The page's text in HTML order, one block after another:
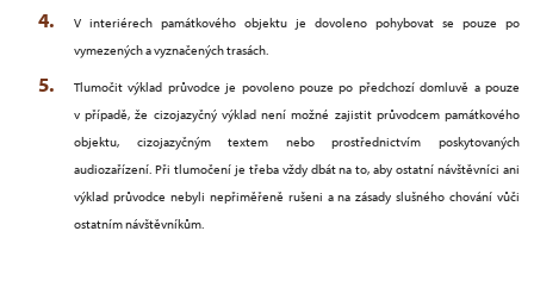
V interiérech památkového objektu je dovoleno pohybovat se pouze po
vymezených a vyznačených trasách.
Tlumočit výklad průvodce je povoleno pouze po předchozí domluvě a pouze
v případě, že cizojazyčný výklad není možné zajistit průvodcem památkového
objektu, cizojazyčným textem nebo prostřednictvím poskytovaných
audiozařízení. Při tlumočení je třeba vždy dbát na to, aby ostatní návštěvníci ani
výklad průvodce nebyli nepřiměřeně rušeni a na zásady slušného chování vůči
ostatním návštěvníkům.